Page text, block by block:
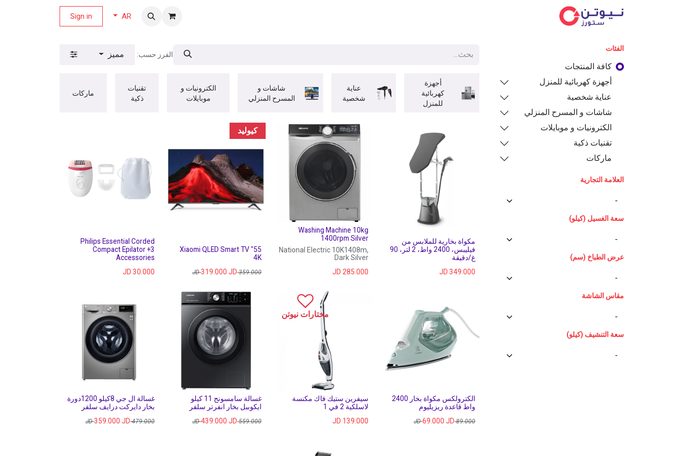
AR
Sign in
الفئات
كافة المنتجات
أجهزة كهربائية للمنزل
عناية شخصية
شاشات و المسرح المنزلي
الكترونيات و موبايلات
تقنيات ذكية
ماركات
العلامة التجارية
سعة الغسيل (كيلو)
عرض الطباخ (سم)
مقاس الشاشة
سعة التنشيف (كيلو)
الفرز حسب: مميز
أجهزة
كهربائية
للمنزل
عناية
شخصية
شاشات و
المسرح المنزلي
الكترونيات و
موبايلات
تقنيات
ذكية
ماركات
مكواة بخارية للملابس من
فيليبس، 2400 واط، 2 لتر، 90
غ/دقيقة
349.000
Washing Machine 10kg
1400rpm Silver
National Electric 10K1408m,
Dark Silver
285.000
كيوليد
55" Xiaomi QLED Smart TV
4K
359.000
JD
319.000 JD
Philips Essential Corded
Compact Epilator +3
Accessories
30.000
الكترولكس مكواة بخار 2400
واط قاعدة ريزيليوم
89.000
JD
69.000 JD
مختارات نيوتن
سيفرين ستيك فاك مكنسة
لاسلكية 2 في 1
139.000
غسالة سامسونج 11 كيلو
ايكوببل بخار انفرتر سلفر
559.000
JD
439.000 JD
غسالة ال جي 8كيلو 1200دورة
بخار دايركت درايف سلفر
479.000
JD
359.000 JD